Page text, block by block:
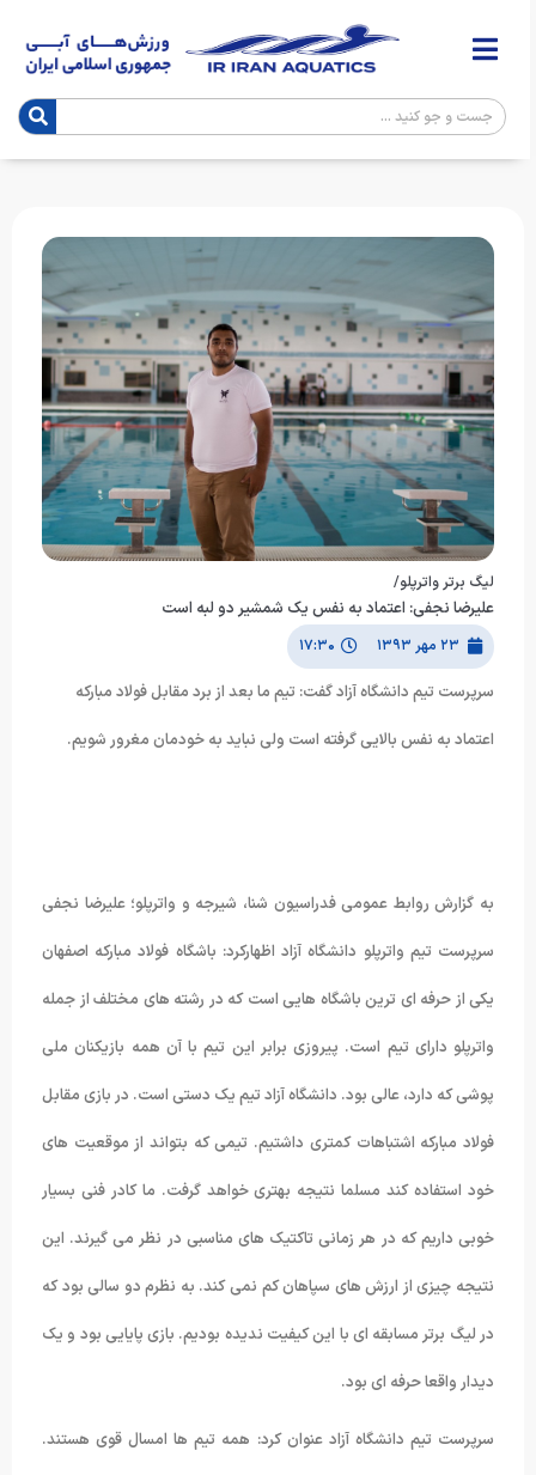
لیگ برتر واترپلو/
علیرضا نجفی: اعتماد به نفس یک شمشیر دو لبه است
۲۳ مهر ۱۳۹۳ ۱۷:۳۰
سرپرست تیم دانشگاه آزاد گفت: تیم ما بعد از برد مقابل فولاد مبارکه
اعتماد به نفس بالایی گرفته است ولی نباید به خودمان مغرور شویم.
به گزارش روابط عمومی فدراسیون شنا، شیرجه و واترپلو؛ علیرضا نجفی
سرپرست تیم واترپلو دانشگاه آزاد اظهارکرد: باشگاه فولاد مبارکه اصفهان
یکی از حرفه ای ترین باشگاه هایی است که در رشته های مختلف از جمله
واترپلو دارای تیم است. پیروزی برابر این تیم با آن همه بازیکنان ملی
پوشی که دارد، عالی بود. دانشگاه آزاد تیم یک دستی است. در بازی مقابل
فولاد مبارکه اشتباهات کمتری داشتیم. تیمی که بتواند از موقعیت های
خود استفاده کند مسلما نتیجه بهتری خواهد گرفت. ما کادر فنی بسیار
خوبی داریم که در هر زمانی تاکتیک های مناسبی در نظر می گیرند. این
نتیجه چیزی از ارزش های سپاهان کم نمی کند. به نظرم دو سالی بود که
در لیگ برتر مسابقه ای با این کیفیت ندیده بودیم. بازی پایایی بود و یک
دیدار واقعا حرفه ای بود.
سرپرست تیم دانشگاه آزاد عنوان کرد: همه تیم ها امسال قوی هستند.